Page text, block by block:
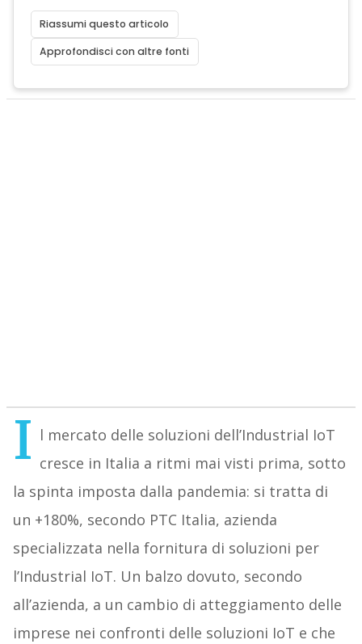
Riassumi questo articolo
Approfondisci con altre fonti
I l mercato delle soluzioni dell’Industrial IoT
cresce in Italia a ritmi mai visti prima, sotto
la spinta imposta dalla pandemia: si tratta di
un +180%, secondo PTC Italia, azienda
specializzata nella fornitura di soluzioni per
l’Industrial IoT. Un balzo dovuto, secondo
all’azienda, a un cambio di atteggiamento delle
imprese nei confronti delle soluzioni IoT e che